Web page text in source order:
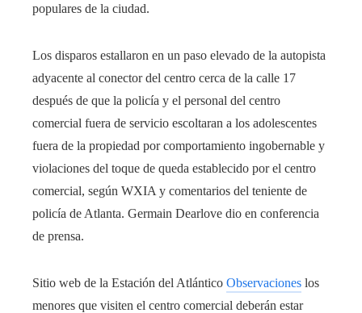
populares de la ciudad.
Los disparos estallaron en un paso elevado de la autopista
adyacente al conector del centro cerca de la calle 17
después de que la policía y el personal del centro
comercial fuera de servicio escoltaran a los adolescentes
fuera de la propiedad por comportamiento ingobernable y
violaciones del toque de queda establecido por el centro
comercial, según WXIA y comentarios del teniente de
policía de Atlanta. Germain Dearlove dio en conferencia
de prensa.
Sitio web de la Estación del Atlántico Observaciones los
menores que visiten el centro comercial deberán estar